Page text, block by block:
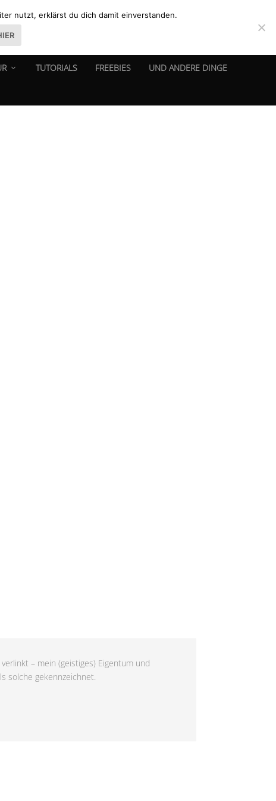
TUTORIALS FREEBIES UND ANDERE DINGE
– mein (geistiges) Eigentum und
solche gekennzeichnet.
nutzt, erklärst du dich damit einverstanden.